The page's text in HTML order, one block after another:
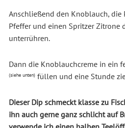
Anschließend den Knoblauch, die
Pfeffer und einen Spritzer Zitrone
unterrühren.
Dann die Knoblauchcreme in ein
(siehe unten)füllen und eine Stunde
Dieser Dip schmeckt klasse zu
ihn auch gerne ganz schlicht auf